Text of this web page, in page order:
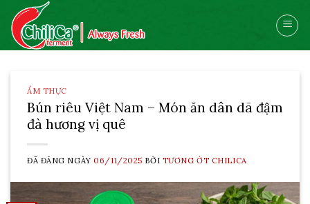
Skip
content
ẨM THỰC
Bún riêu Việt Nam – Món ăn dân dã đậm
đà hương vị quê
ĐÃ ĐĂNG NGÀY06/11/2025 BỞI TƯƠNG ỚT CHILICA